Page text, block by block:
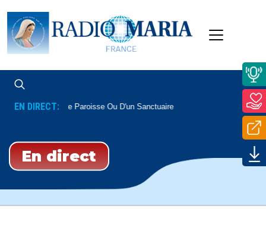
EN DIRECT:
Direct D'une Paroisse Ou D'un Sanctuaire
En direct